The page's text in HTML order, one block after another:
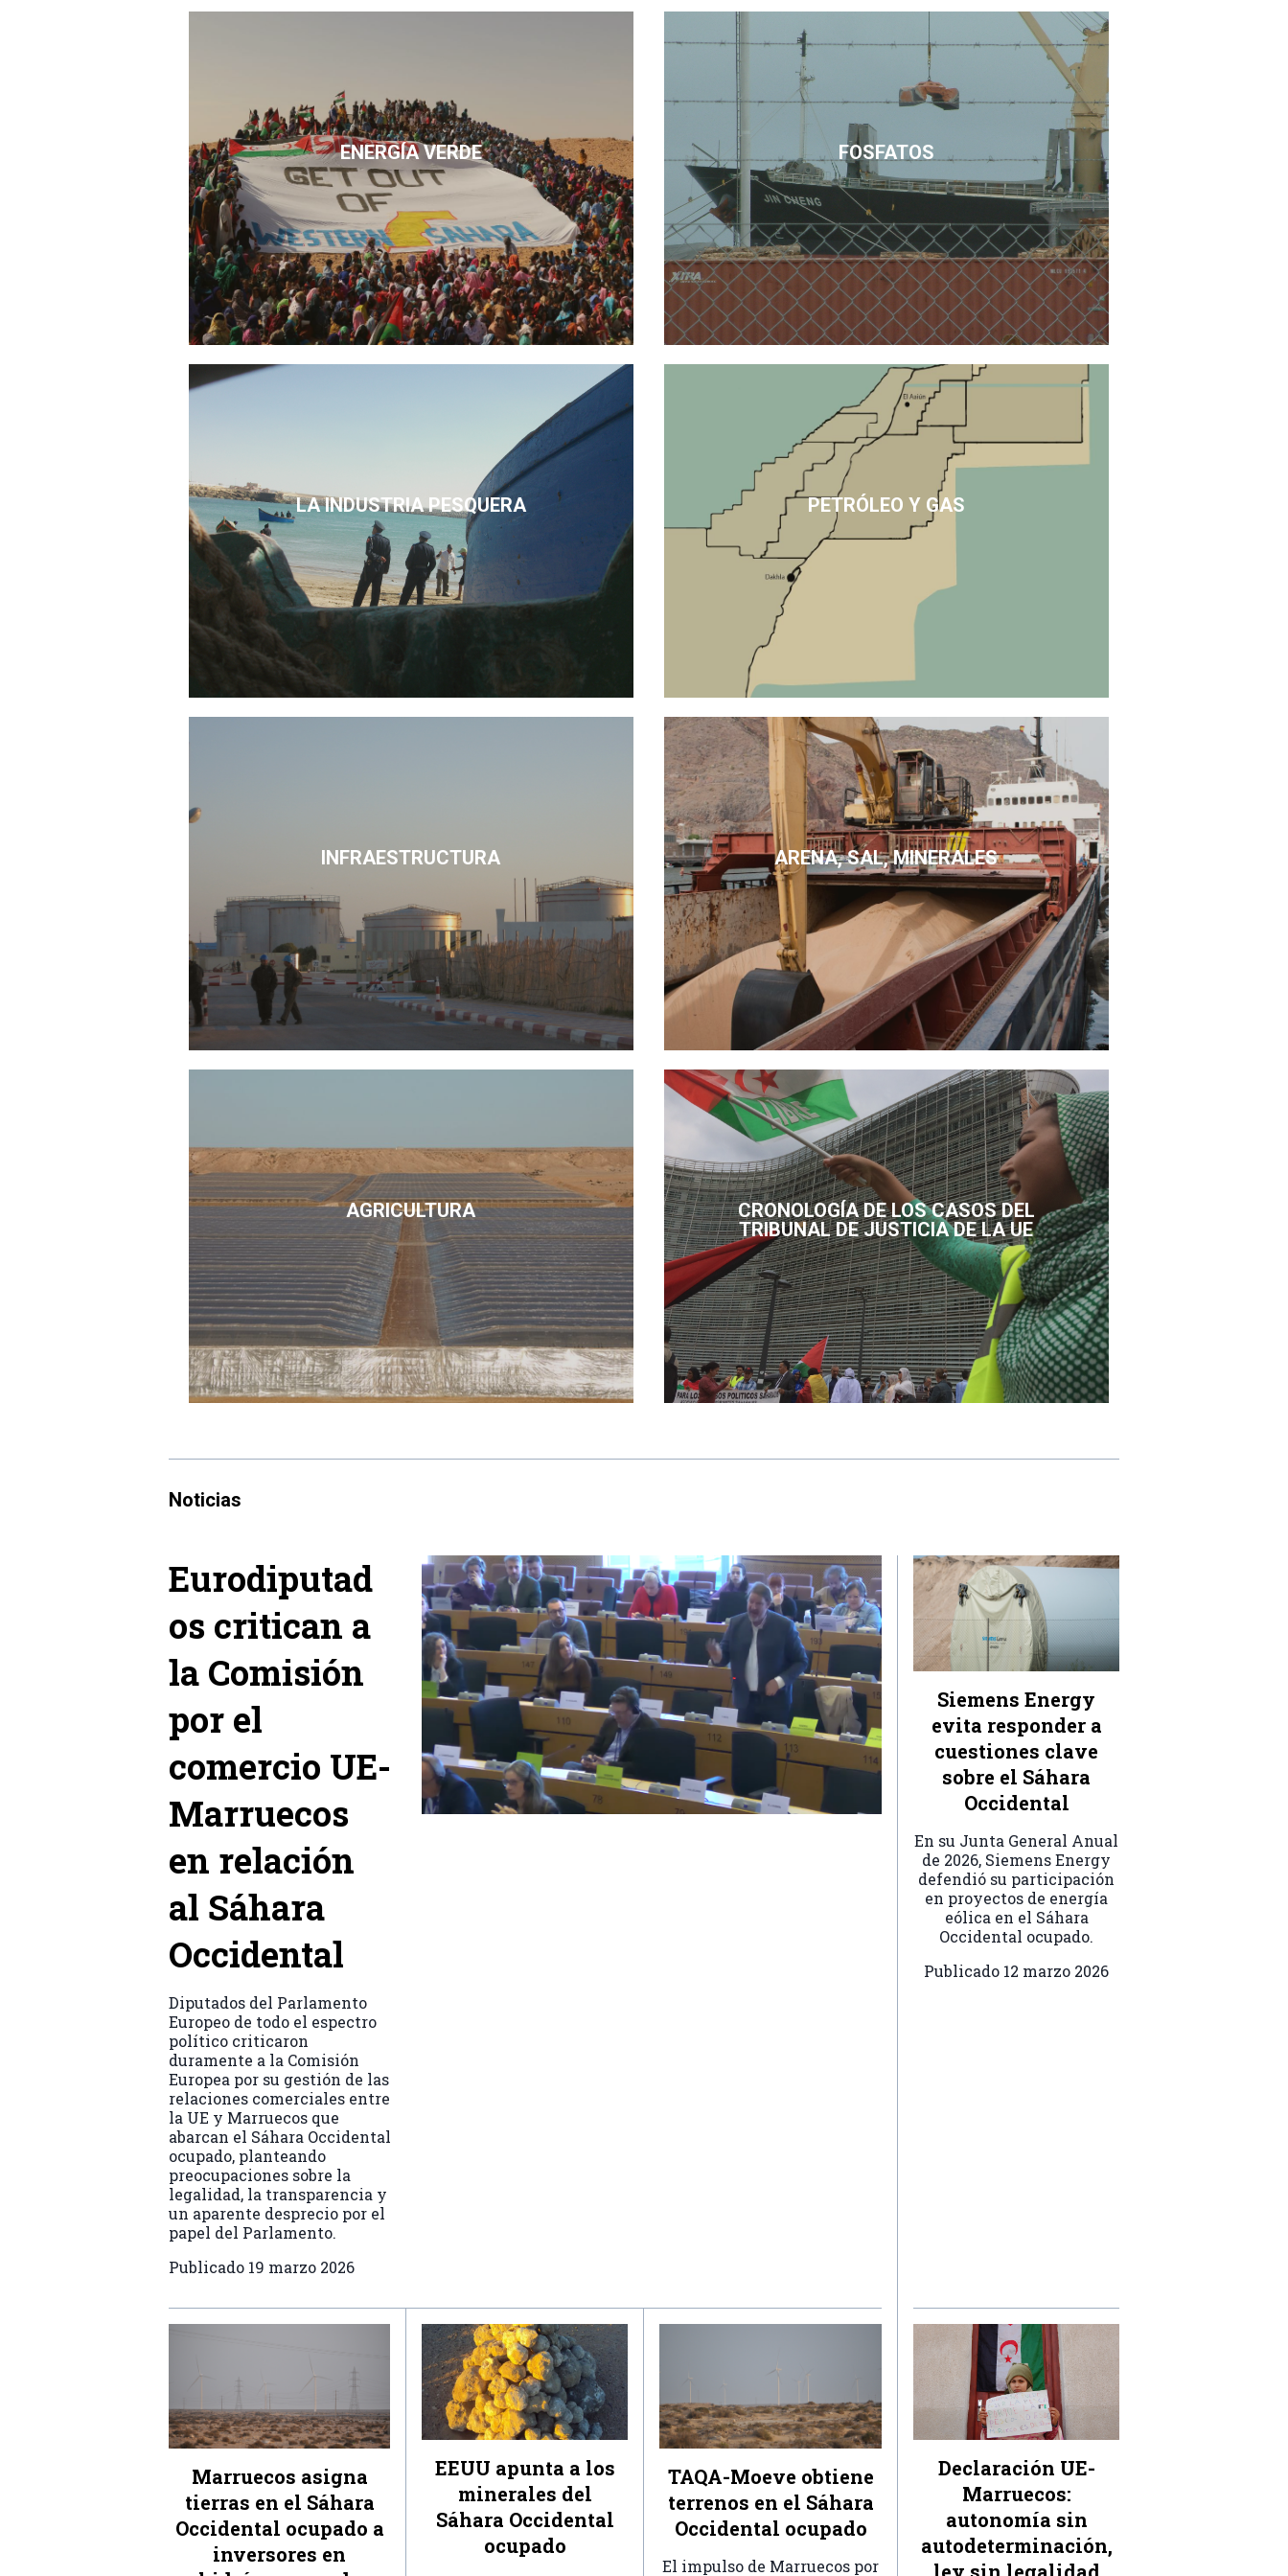
ENERGÍA VERDE FOSFATOS
LA INDUSTRIA PESQUERA PETRÓLEO Y GAS
INFRAESTRUCTURA ARENA, SAL, MINERALES
AGRICULTURA
CRONOLOGÍA DE LOS CASOS DEL
TRIBUNAL DE JUSTICIA DE LA UE
Noticias
Eurodiputad
os critican a
la Comisión
por el
comercio UE-
Marruecos
en relación
al Sáhara
Occidental
Diputados del Parlamento
Europeo de todo el espectro
político criticaron
duramente a la Comisión
Europea por su gestión de las
relaciones comerciales entre
la UE y Marruecos que
abarcan el Sáhara Occidental
ocupado, planteando
preocupaciones sobre la
legalidad, la transparencia y
un aparente desprecio por el
papel del Parlamento.
Publicado 19 marzo 2026
Siemens Energy
evita responder a
cuestiones clave
sobre el Sáhara
Occidental
En su Junta General Anual
de 2026, Siemens Energy
defendió su participación
en proyectos de energía
eólica en el Sáhara
Occidental ocupado.
Publicado 12 marzo 2026
Marruecos asigna
tierras en el Sáhara
Occidental ocupado a
inversores en
EEUU apunta a los
minerales del
Sáhara Occidental
ocupado
TAQA-Moeve obtiene
terrenos en el Sáhara
Occidental ocupado
El impulso de Marruecos por
Declaración UE-
Marruecos:
autonomía sin
autodeterminación,
ley sin legalidad